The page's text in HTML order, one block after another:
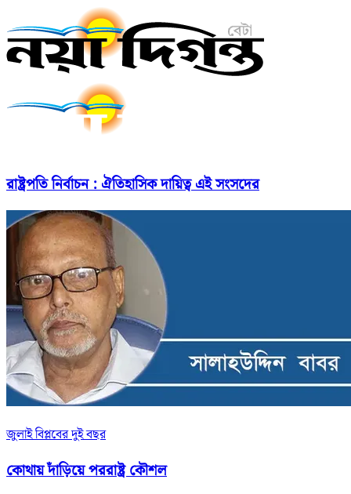
রাষ্ট্রপতি নির্বাচন : ঐতিহাসিক দায়িত্ব এই সংসদের
জুলাই বিপ্লবের দুই বছর
কোথায় দাঁড়িয়ে পররাষ্ট্র কৌশল